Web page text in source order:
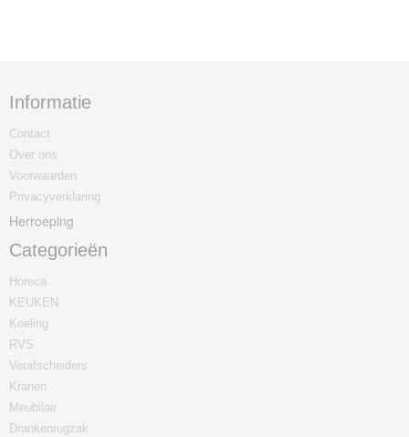
Informatie
Contact
Over ons
Voorwaarden
Privacyverklaring
Herroeping
Categorieën
Horeca
KEUKEN
Koeling
RVS
Vetafscheiders
Kranen
Meubilair
Drankenrugzak